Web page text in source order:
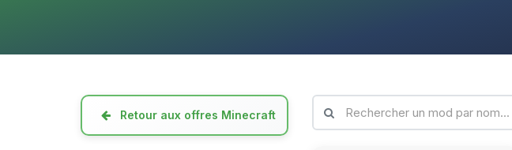
Retour aux offres Minecraft